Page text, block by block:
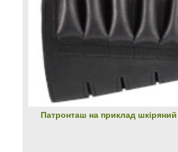
Патронташ на приклад шкіряний